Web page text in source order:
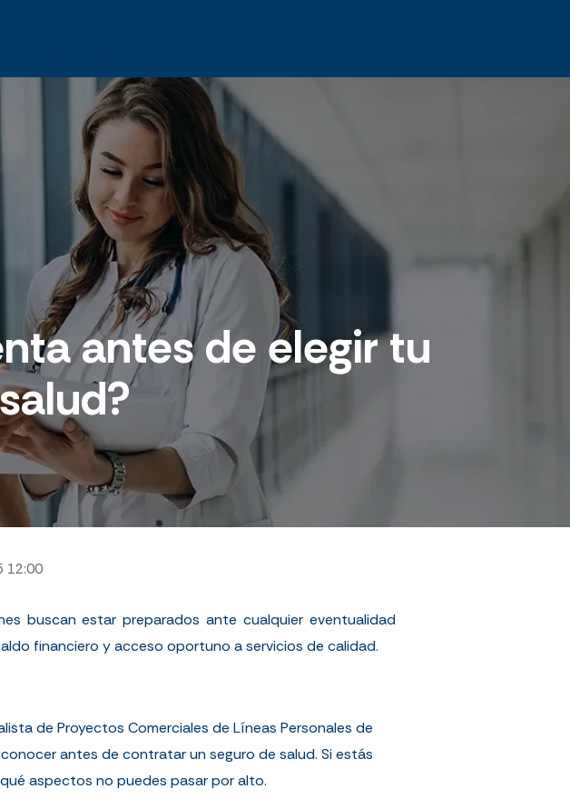
antes de elegir tu
12:00
buscan estar preparados ante cualquier eventualidad
financiero y acceso oportuno a servicios de calidad.
de Proyectos Comerciales de Líneas Personales de
antes de contratar un seguro de salud. Si estás
aspectos no puedes pasar por alto.